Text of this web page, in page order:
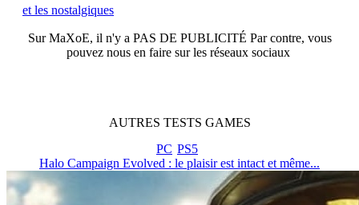
et les nostalgiques
SurMaXoE, il n'y a PAS DE PUBLICITÉ Par contre, vous
pouvez nous en faire sur les réseaux sociaux
AUTRES TESTS GAMES
PC PS5
Halo Campaign Evolved : le plaisir est intact et même...